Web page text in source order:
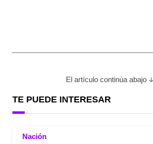
El artículo continúa abajo
TE PUEDE INTERESAR
Nación